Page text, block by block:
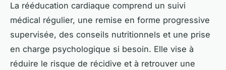
La rééducation cardiaque comprend un suivi
médical régulier, une remise en forme progressive
supervisée, des conseils nutritionnels et une prise
en charge psychologique si besoin. Elle vise à
réduire le risque de récidive et à retrouver une